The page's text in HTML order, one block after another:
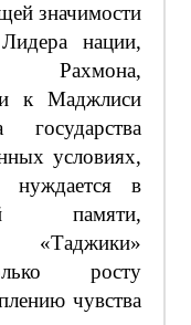
значимости
нации,
Рахмона,
к Маджлиси
условиях,
нуждается в
памяти,
«Таджики»
росту
чувства